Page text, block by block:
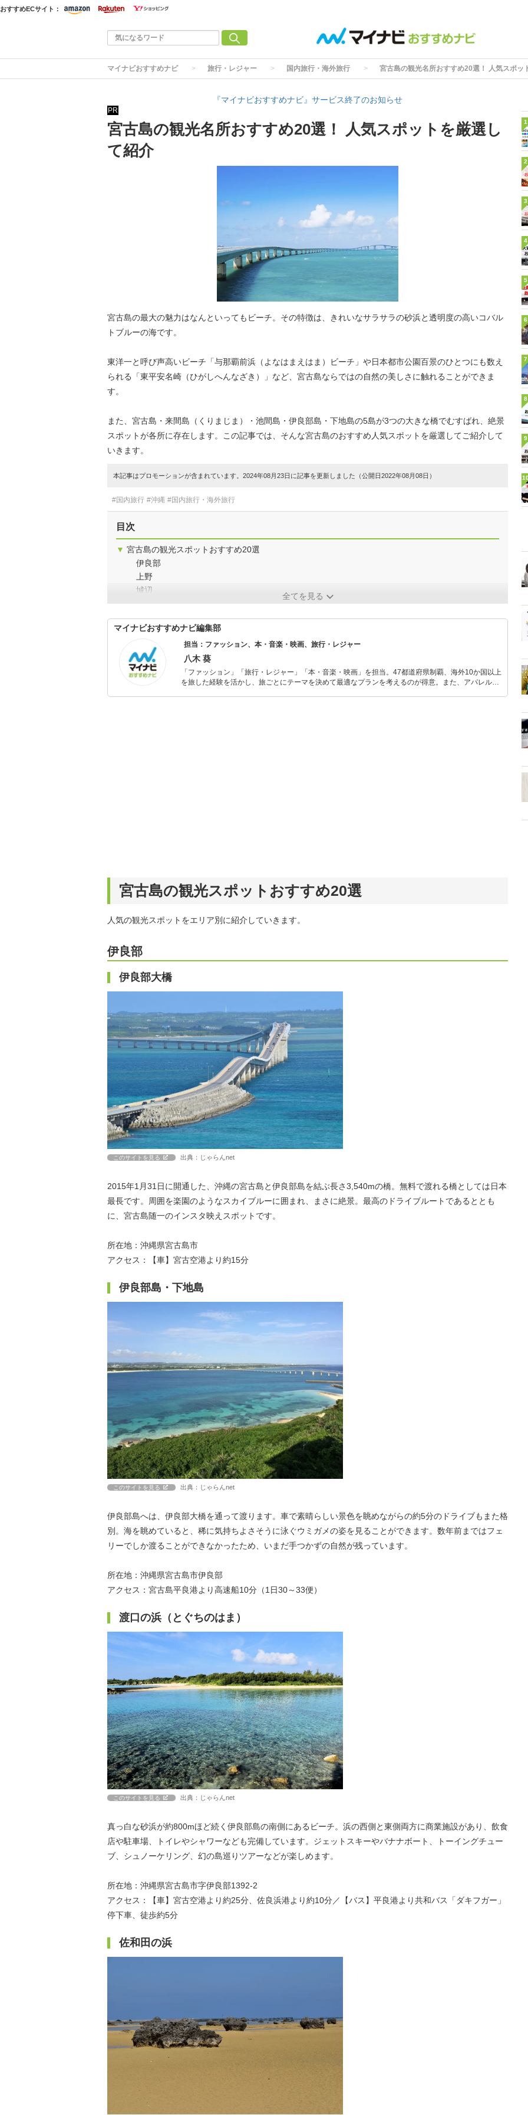
おすすめECサイト：
マイナビおすすめナビ 旅行・レジャー 国内旅行・海外旅行 宮古島の観光名所おすすめ20選！ 人気スポッ
『マイナビおすすめナビ』サービス終了のお知らせ
PR
宮古島の観光名所おすすめ20選！ 人気スポットを厳選し
て紹介
宮古島の最大の魅力はなんといってもビーチ。その特徴は、きれいなサラサラの砂浜と透明度の高いコバル
トブルーの海です。
東洋一と呼び声高いビーチ「与那覇前浜（よなはまえはま）ビーチ」や日本都市公園百景のひとつにも数え
られる「東平安名崎（ひがしへんなざき）」など、宮古島ならではの自然の美しさに触れることができま
す。
また、宮古島・来間島（くりまじま）・池間島・伊良部島・下地島の5島が3つの大きな橋でむすばれ、絶景
スポットが各所に存在します。この記事では、そんな宮古島のおすすめ人気スポットを厳選してご紹介して
いきます。
本記事はプロモーションが含まれています。2024年08月23日に記事を更新しました（公開日2022年08月08日）
#国内旅行 #沖縄 #国内旅行・海外旅行
目次
▼ 宮古島の観光スポットおすすめ20選
伊良部
上野
城辺
全てを見る
マイナビおすすめナビ編集部
担当：ファッション、本・音楽・映画、旅行・レジャー
八木 葵
「ファッション」「旅行・レジャー」「本・音楽・映画」を担当。47都道府県制覇、海外10か国以上
を旅した経験を活かし、旅ごとにテーマを決めて最適なプランを考えるのが得意。また、アパレルシ
宮古島の観光スポットおすすめ20選
人気の観光スポットをエリア別に紹介していきます。
伊良部
伊良部大橋
このサイトを見る 出典：じゃらんnet
2015年1月31日に開通した、沖縄の宮古島と伊良部島を結ぶ長さ3,540mの橋。無料で渡れる橋としては日本
最長です。周囲を楽園のようなスカイブルーに囲まれ、まさに絶景。最高のドライブルートであるととも
に、宮古島随一のインスタ映えスポットです。
所在地：沖縄県宮古島市
アクセス：【車】宮古空港より約15分
伊良部島・下地島
このサイトを見る 出典：じゃらんnet
伊良部島へは、伊良部大橋を通って渡ります。車で素晴らしい景色を眺めながらの約5分のドライブもまた格
別。海を眺めていると、稀に気持ちよさそうに泳ぐウミガメの姿を見ることができます。数年前まではフェ
リーでしか渡ることができなかったため、いまだ手つかずの自然が残っています。
所在地：沖縄県宮古島市伊良部
アクセス：宮古島平良港より高速船10分（1日30～33便）
渡口の浜（とぐちのはま）
このサイトを見る 出典：じゃらんnet
真っ白な砂浜が約800mほど続く伊良部島の南側にあるビーチ。浜の西側と東側両方に商業施設があり、飲食
店や駐車場、トイレやシャワーなども完備しています。ジェットスキーやバナナボート、トーイングチュー
ブ、シュノーケリング、幻の島巡りツアーなどが楽しめます。
所在地：沖縄県宮古島市字伊良部1392-2
アクセス：【車】宮古空港より約25分、佐良浜港より約10分／【バス】平良港より共和バス「ダキフガー」
停下車、徒歩約5分
佐和田の浜
1
2
3
4
5
6
7
8
9